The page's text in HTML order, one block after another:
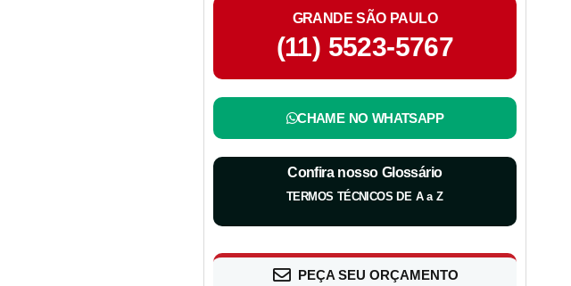
GRANDE SÃO PAULO
(11) 5523-5767
CHAME NO WHATSAPP
Confira nosso Glossário
TERMOS TÉCNICOS DE A a Z
PEÇA SEU ORÇAMENTO